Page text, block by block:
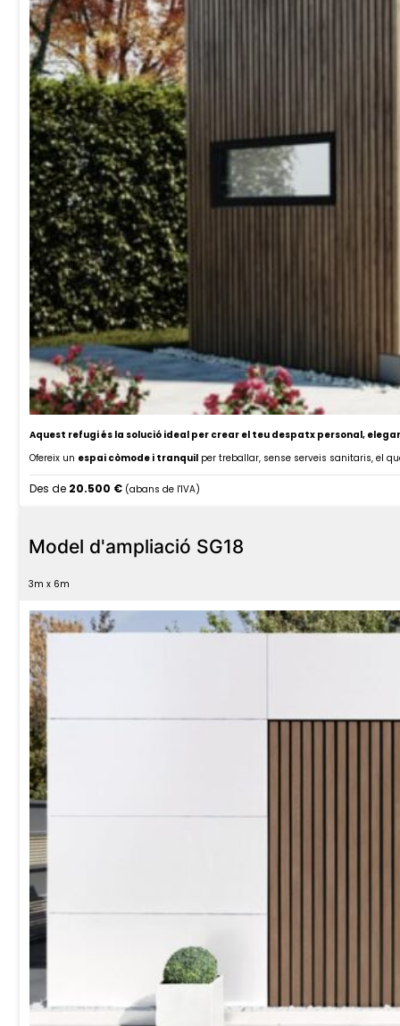
Aquest refugi és la solució ideal per crear el teu despatx personal,
Ofereix un espai còmode i tranquilper treballar, sense serveis sanitaris, el
Des de20.500 € (abans de l'IVA)
Model d'ampliació SG18
3m x 6m